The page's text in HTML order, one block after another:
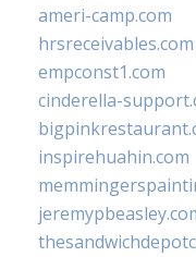
ameri-camp.com
hrsreceivables.com
empconst1.com
cinderella-
inspirehuahin.com